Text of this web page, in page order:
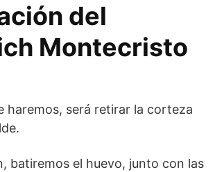
del
Montecristo
haremos, será retirar la corteza
batiremos el huevo, junto con las